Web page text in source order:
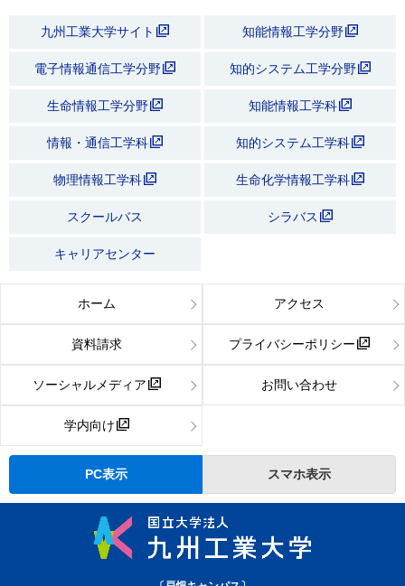
九州工業大学サイト 知能情報工学分野
電子情報通信工学分野 知的システム工学分野
生命情報工学分野 知能情報工学科
情報・通信工学科 知的システム工学科
物理情報工学科 生命化学情報工学科
スクールバス シラバス
キャリアセンター
ホーム アクセス
資料請求 プライバシーポリシー
ソーシャルメディア お問い合わせ
学内向け
PC表示 スマホ表示